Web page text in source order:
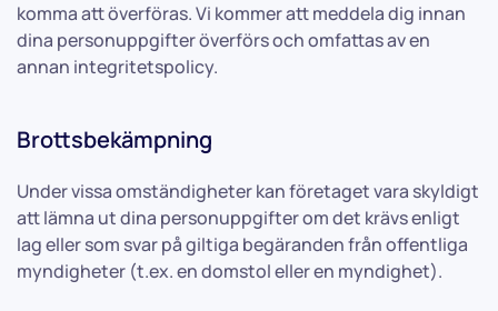
komma att överföras. Vi kommer att meddela dig innan
dina personuppgifter överförs och omfattas av en
annan integritetspolicy.
Brottsbekämpning
Under vissa omständigheter kan företaget vara skyldigt
att lämna ut dina personuppgifter om det krävs enligt
lag eller som svar på giltiga begäranden från offentliga
myndigheter (t.ex. en domstol eller en myndighet).